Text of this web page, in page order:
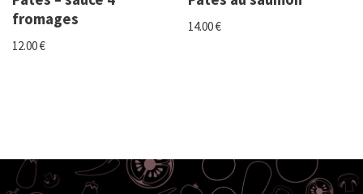
fromages
12.00€
14.00€